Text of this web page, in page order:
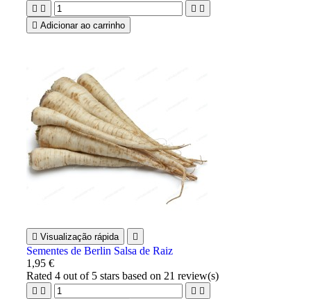
   
 Adicionar ao carrinho
 Visualização rápida 
Sementes de Berlin Salsa de Raiz
1,95 €
Rated4 out of 5 stars based on 21 review(s)
   